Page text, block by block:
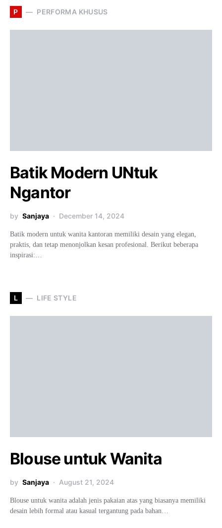
P PERFORMA KHUSUS
Batik Modern UNtuk
Ngantor
by Sanjaya December 14, 2024
Batik modern untuk wanita kantoran memiliki desain yang elegan,
praktis, dan tetap menonjolkan kesan profesional. Berikut beberapa
inspirasi:…
L LIFE STYLE
Blouse untuk Wanita
by Sanjaya August 21, 2024
Blouse untuk wanita adalah jenis pakaian atas yang biasanya memiliki
desain lebih formal atau kasual tergantung pada bahan…